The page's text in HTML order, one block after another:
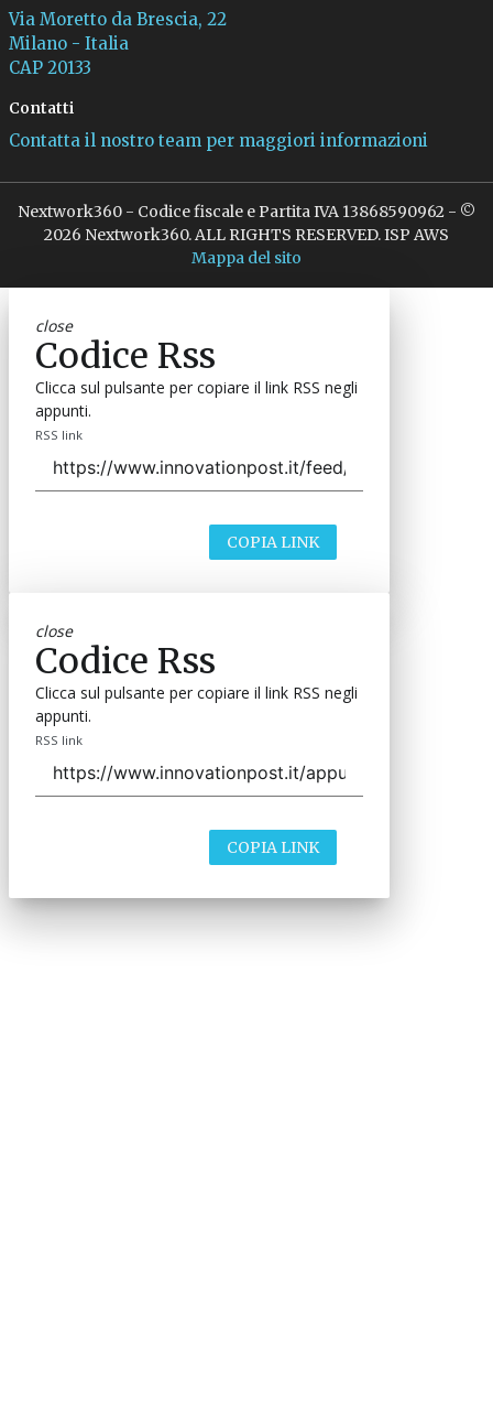
Via Moretto da Brescia, 22
Milano - Italia
CAP 20133
Contatti
Contatta il nostro team per maggiori informazioni
Nextwork360 - Codice fiscale e Partita IVA 13868590962 - ©
2026 Nextwork360. ALL RIGHTS RESERVED. ISP AWS
Mappa del sito
close
Codice Rss
Clicca sul pulsante per copiare il link RSS negli
appunti.
RSS link
COPIA LINK
close
Codice Rss
Clicca sul pulsante per copiare il link RSS negli
appunti.
RSS link
COPIA LINK